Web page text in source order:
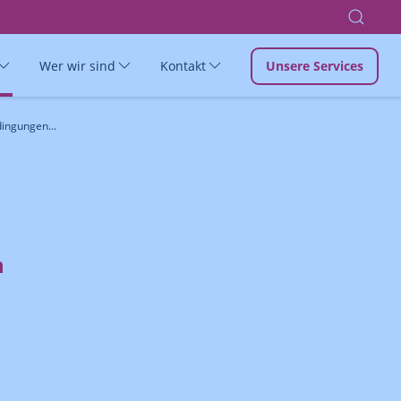
Wer wir sind Kontakt Unsere Services